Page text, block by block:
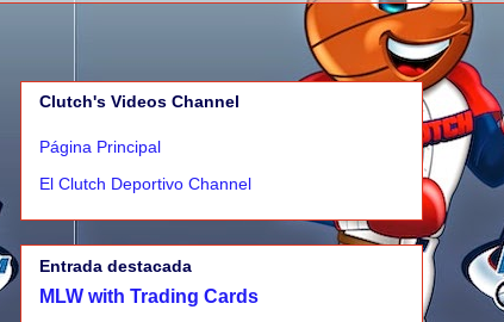
Clutch's Videos Channel
Página Principal
El Clutch Deportivo Channel
Entrada destacada
MLW with Trading Cards